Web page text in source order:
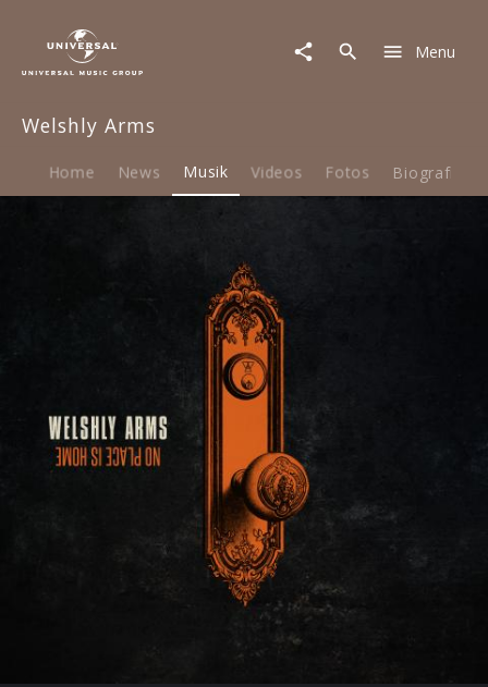
Musik
No
Home
Menu
Welshly Arms
Home News Musik Videos Fotos Biografie